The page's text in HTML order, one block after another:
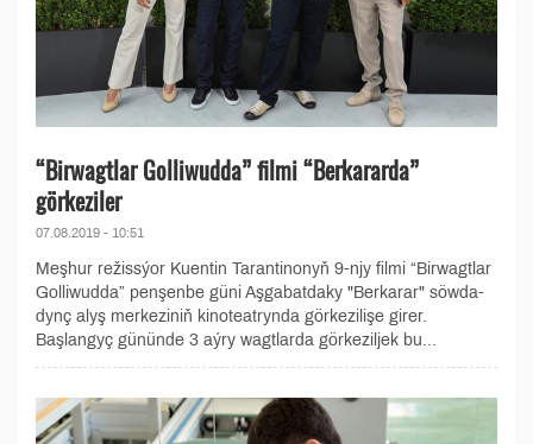
“Birwagtlar Golliwudda” filmi “Berkararda”
görkeziler
07.08.2019 - 10:51
Meşhur režissýor Kuentin Tarantinonyň 9-njy filmi “Birwagtlar
Golliwudda” penşenbe güni Aşgabatdaky "Berkarar" söwda-
dynç alyş merkeziniň kinoteatrynda görkezilişe girer.
Başlangyç gününde 3 aýry wagtlarda görkeziljek bu...